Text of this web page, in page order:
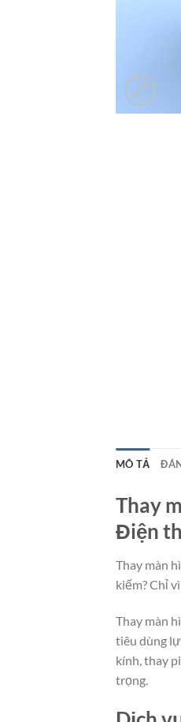
MÔ TẢ
Thay
Điện
Thay màn
kiếm? Chỉ
Thay màn
tiêu dùng
kính, thay
trọng.